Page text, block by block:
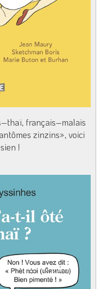
français–malais
zinzins», voici
!